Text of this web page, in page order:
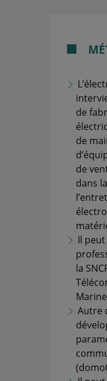
de
de
de
dans
Il
la
Autre